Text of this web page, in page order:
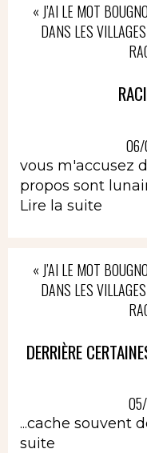
« J’AI LE MOT
DANS LES
vous m'accusez
propos sont
Lire la suite
« J’AI LE MOT
DANS LES
DERRIÈRE
...cache souvent
suite